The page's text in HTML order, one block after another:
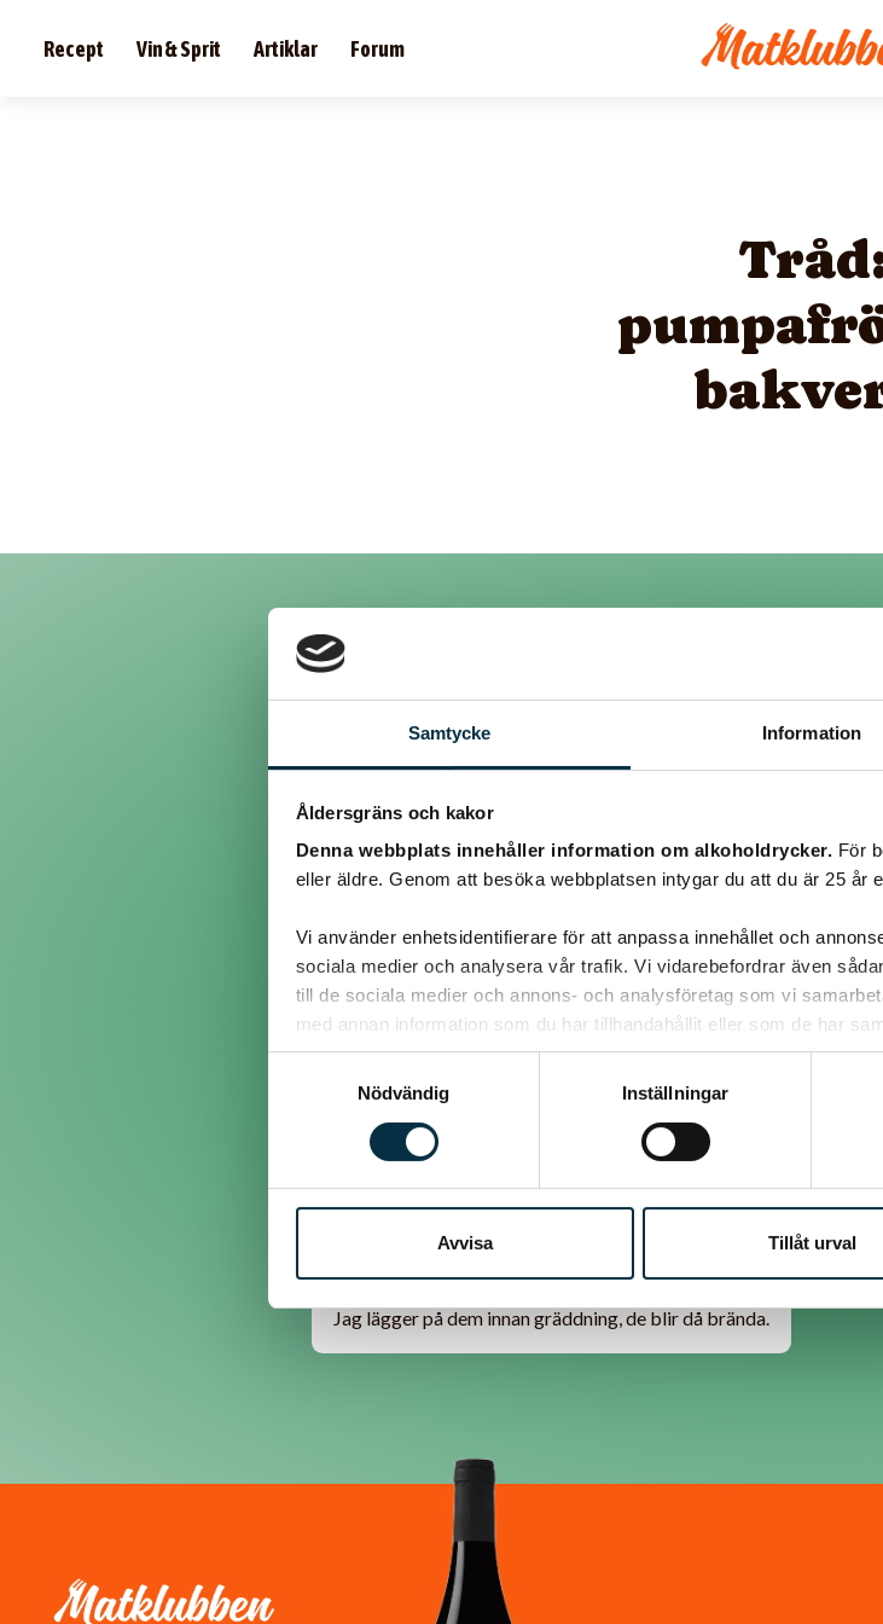
Samtycke Information
Åldersgräns och kakor
Denna webbplats innehåller information om alkoholdrycker. För
eller äldre. Genom att besöka webbplatsen intygar du att du är 25 år
Vi använder enhetsidentifierare för att anpassa innehållet och
sociala medier och analysera vår trafik. Vi vidarebefordrar även
till de sociala medier och annons- och analysföretag som vi
med annan information som du har tillhandahållit eller som de har
Nödvändig
Inställningar
Avvisa Tillåt urval
Recept Vin & Sprit Artiklar Forum
Inlägg
@bagarnjeppson
Hej!
Lägger du på fröerna innan du jäser bullen är risken mindre att de
på fröerna. När bullarna har jäst så spraya ytterligare med vatten
vatten och risken är mindre att de bränns.
lycka till!
@kersund
Jag lägger på dem innan gräddning, de blir då brända.